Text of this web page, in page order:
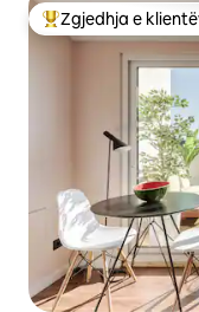
Më të mirat e
Zgjedhja e